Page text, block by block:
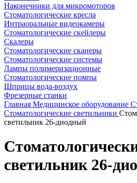
Наконечники для микромоторов
Стоматологические кресла
Интраоральные видеокамеры
Стоматологические скейлеры
Скалеры
Стоматологические сканеры
Стоматологические системы
Лампы полимеризационные
Стоматологические помпы
Шприцы вода-воздух
Фрезерные станки
Главная Медицинское оборудование
Стоматологические светильники
светильник 26-диодный
светильник 26-